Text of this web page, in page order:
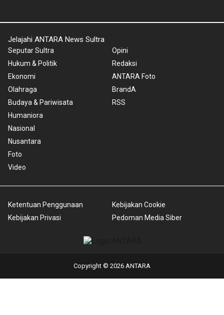
Jelajahi ANTARA News Sultra
Seputar Sultra
Hukum & Politik
Ekonomi
Olahraga
Budaya & Pariwisata
Humaniora
Nasional
Nusantara
Foto
Video
Opini
Redaksi
ANTARA Foto
BrandA
RSS
Ketentuan Penggunaan
Kebijakan Privasi
Kebijakan Cookie
Pedoman Media Siber
Copyright © 2026 ANTARA